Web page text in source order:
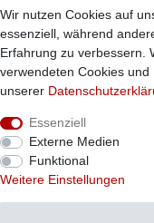
Impressum
Infos
Zahlung / Versand
Individuelle Anfertigung
Bestellung widerrufen
Wir nutzen Cookies auf
essenziell, während
Erfahrung zu verbessern.
verwendeten Cookies
unserer
Essenziell
Externe Medien
Funktional
Weitere Einstellungen
© Copyright 2026